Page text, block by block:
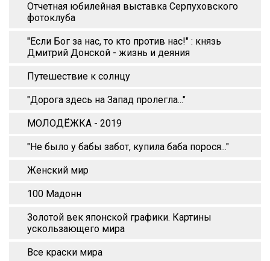
Отчетная юбилейная выставка Серпуховского
фотоклуба
"Если Бог за нас, то кто против нас!" : князь
Дмитрий Донской - жизнь и деяния
Путешествие к солнцу
"Дорога здесь на Запад пролегла..."
МОЛОДЁЖКА - 2019
"Не было у бабы забот, купила баба порося..."
Женский мир
100 Мадонн
Золотой век японской графики. Картины
ускользающего мира
Все краски мира